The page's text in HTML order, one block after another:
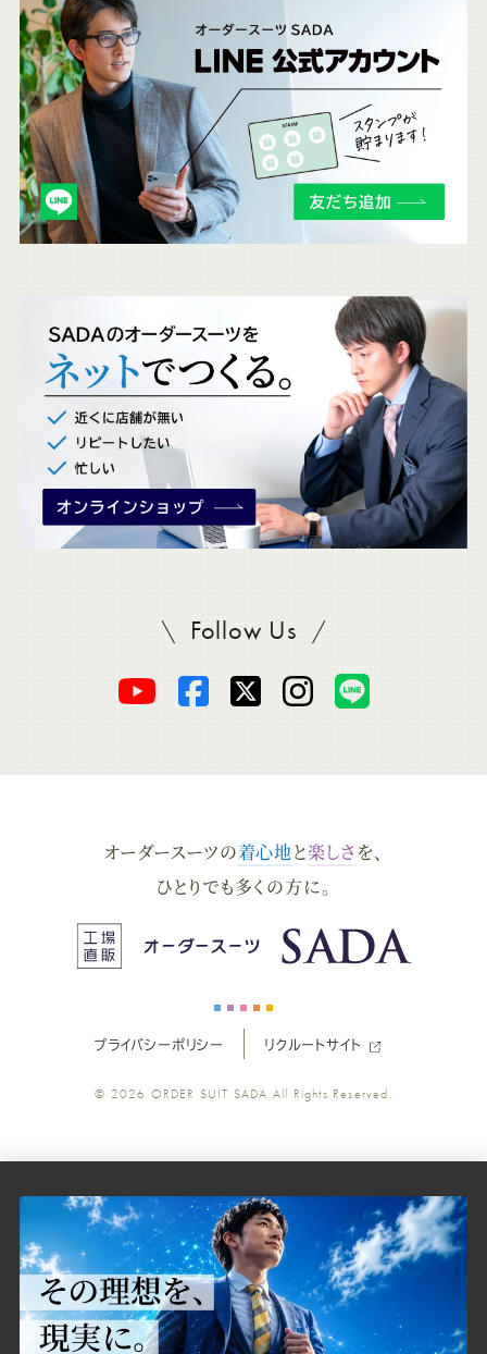
こ
ち
ら
も
チ
ェ
Follow UsSADAをフォロー
オ
ー
ス
ツ
の
公
式
オ
ー
ス
ー
の
公
式
オ
ー
ス
ー
ツ
の
公
式
オ
ー
ス
ツ
の
公
式
ス
ツ
の
公
式
オーダースーツの着心地と楽しさ を、
ひとりでも多くの方に。
プライバシーポリシー リクルートサイト
© 2026 ORDER SUIT SADA All Rights Reserved.